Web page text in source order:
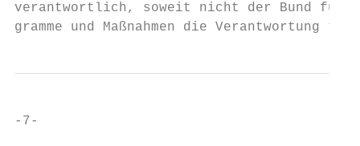
verantwortlich, soweit nicht der Bund für
gramme und Maßnahmen die Verantwortung
-7-